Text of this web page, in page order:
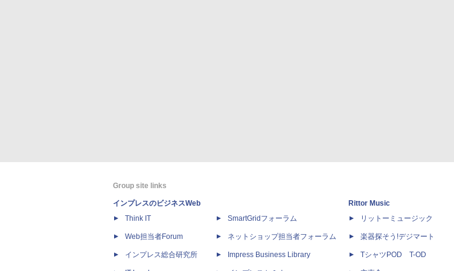
Group site links
インプレスのビジネスWeb
Think IT
Web担当者Forum
インプレス総合研究所
SmartGridフォーラム
ネットショップ担当者フォーラム
Impress Business Library
Rittor Music
リットーミュージック
楽器探そう!デジマート
TシャツPOD T-OD